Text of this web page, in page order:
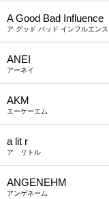
A Good Bad Influence
ア グッド バッド インフルエンス
ANEI
アーネイ
AKM
エーケーエム
a lit r
ア リトル
ANGENEHM
アンゲネーム